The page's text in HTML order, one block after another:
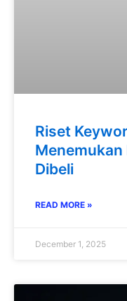
Riset
Menemukan
Dibeli
READ MORE »
December 1, 2025